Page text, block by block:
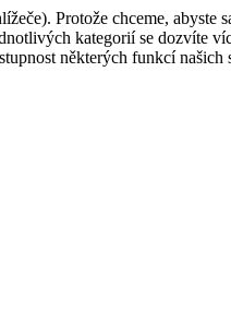
Protože chceme, abyste
kategorií se dozvíte
některých funkcí našich